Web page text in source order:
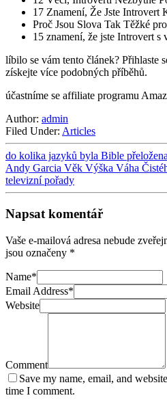
17 Znamení, Že Jste Introvert
Proč Jsou Slova Tak Těžké
15 znamení, že jste Introvert
líbilo se vám tento článek? Přihlaste
získejte více podobných příběhů.
účastníme se affiliate programu
Author: admin
Filed Under: Articles
do kolika jazyků byla Bible
Andy Garcia Věk Výška Váha
televizní pořady
Napsat komentář
Vaše e-mailová adresa nebude
jsou označeny *
Name*
Email Address*
Website
Comment
Save my name, email, and
time I comment.